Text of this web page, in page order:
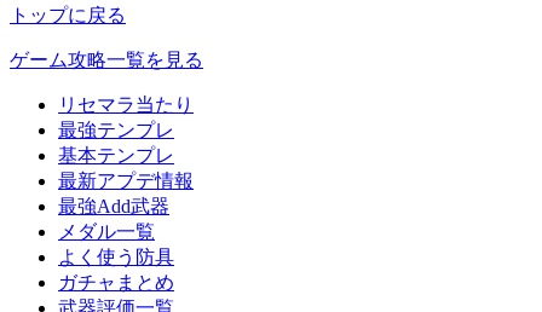
トップに戻る
ゲーム攻略一覧を見る
リセマラ当たり
最強テンプレ
基本テンプレ
最新アプデ情報
最強Add武器
メダル一覧
よく使う防具
ガチャまとめ
武器評価一覧